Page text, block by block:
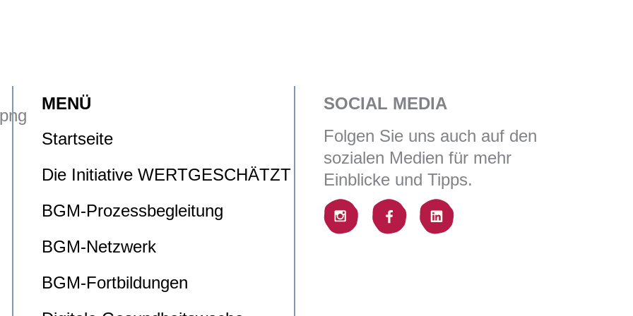
MENÜ
Startseite
Die Initiative WERTGESCHÄTZT
BGM-Prozessbegleitung
BGM-Netzwerk
BGM-Fortbildungen
SOCIAL MEDIA
Folgen Sie uns auch auf den
sozialen Medien für mehr
Einblicke und Tipps.